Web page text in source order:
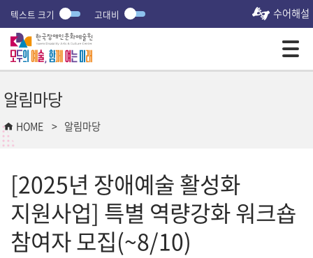
텍스트 크기 고대비 수어해설
알림마당
HOME 알림마당
[2025년 장애예술 활성화
지원사업] 특별 역량강화 워크숍
참여자 모집(~8/10)